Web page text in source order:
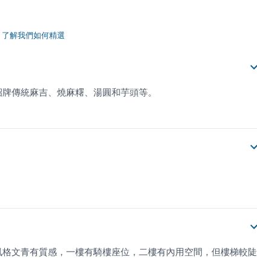
了解我們如何精選
傳統麻吉、燒麻糬、湯圓和芋頭等。
文青有質感，一樓有騎樓座位，二樓有內用空間，但樓梯較陡